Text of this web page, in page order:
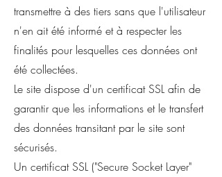
transmettre à des tiers sans que l'utilisateur
n'en ait été informé et à respecter les
finalités pour lesquelles ces données ont
été collectées.
Le site dispose d'un certificat SSL afin de
garantir que les informations et le transfert
des données transitant par le site sont
sécurisés.
Un certificat SSL ("Secure Socket Layer"